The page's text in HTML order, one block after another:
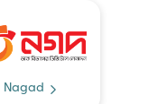
Nagad